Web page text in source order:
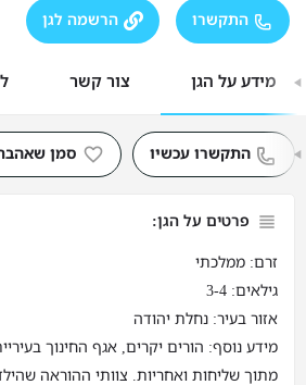
התקשרו הרשמה לגן
מידע על הגן צור קשר
התקשרו עכשיו סמן
פרטים על הגן:
זרם: ממלכתי
גילאים: 3-4
אזור בעיר: נחלת יהודה
מידע נוסף: הורים יקרים, אגף החינוך
מתוך שליחות ואחריות. צוותי ההוראה